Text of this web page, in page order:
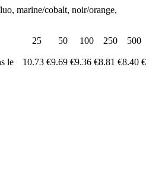
marine/cobalt, noir/orange,
25
50 100 250
500
le
10.73 €9.69 €9.36 €8.81 €8.40 €